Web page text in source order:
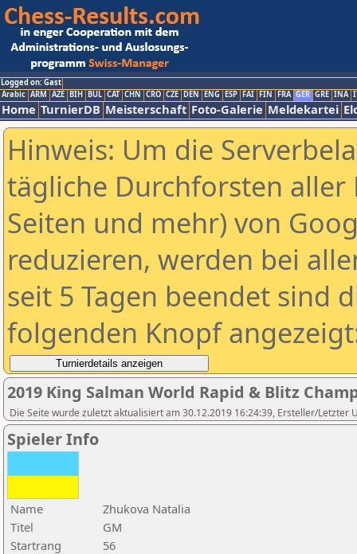
Logged on: Gast
Arabic ARM AZE BIH BUL CAT CHN CRO CZE DEN ENG ESP FAI FIN FRA GER GRE INA
Home TurnierDB Meisterschaft Foto-Galerie Meldekartei
Hinweis: Um die
tägliche Durchforsten aller
Seiten und mehr) von
reduzieren, werden bei
seit 5 Tagen beendet sind
folgenden Knopf
2019 King Salman World Rapid & Blitz
Die Seite wurde zuletzt aktualisiert am 30.12.2019 16:24:39, Ersteller/Letzter
Spieler Info
Name
Zhukova Natalia
Titel
GM
Startrang
56